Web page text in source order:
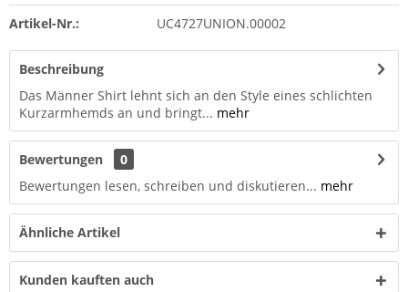
Artikel-Nr.: UC4727UNION.00002
Beschreibung
Das Männer Shirt lehnt sich an den Style eines schlichten
Kurzarmhemds an und bringt... mehr
Bewertungen
0
Bewertungen lesen, schreiben und diskutieren... mehr
Ähnliche Artikel
Kunden kauften auch